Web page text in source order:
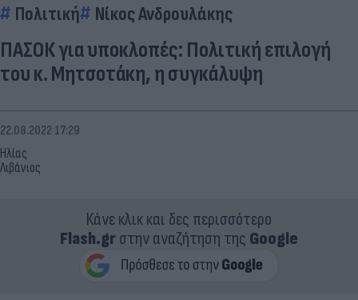
Πολιτική Νίκος Ανδρουλάκης
ΠΑΣΟΚ για υποκλοπές: Πολιτική επιλογή
του κ. Μητσοτάκη, η συγκάλυψη
Ηλίας
Λιβάνιος
22.08.2022 17:29
Κάνε κλικ και δες περισσότερο
Flash.grστην αναζήτηση της Google